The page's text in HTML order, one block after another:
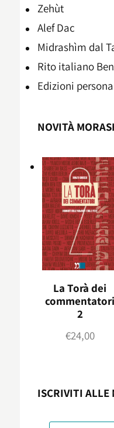
Zehùt
Alef Dac
Midrashìm dal
Rito italiano
Edizioni
NOVITÀ
La Torà dei
commentatori
2
€24,00
ISCRIVITI ALLE